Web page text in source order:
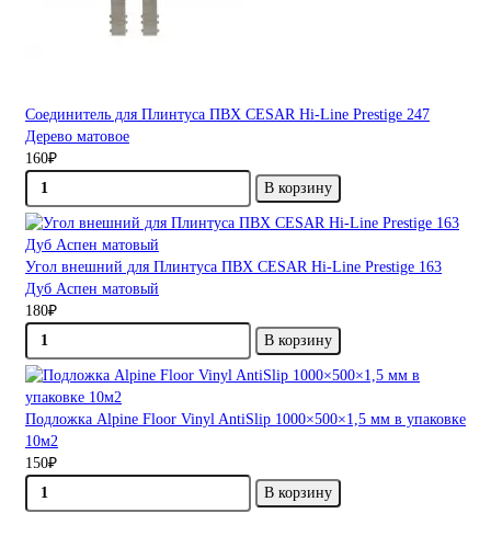
Соединитель для Плинтуса ПВХ CESAR Hi-Line Prestige 247
Дерево матовое
160₽
В корзину
Угол внешний для Плинтуса ПВХ CESAR Hi-Line Prestige 163
Дуб Аспен матовый
180₽
В корзину
Подложка Alpine Floor Vinyl AntiSlip 1000×500×1,5 мм в упаковке
10м2
150₽
В корзину